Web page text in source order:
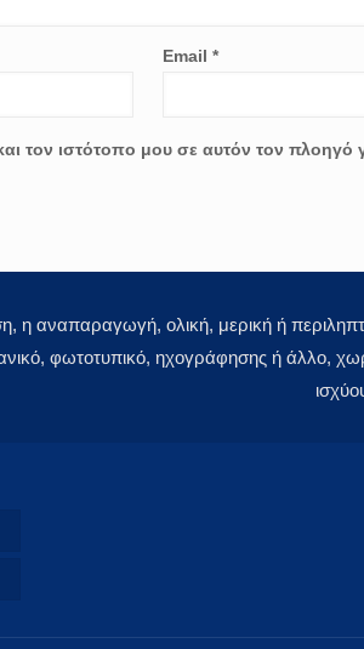
Email*
τον ιστότοπο μου σε αυτόν τον
αναπαραγωγή, ολική, μερική ή
φωτοτυπικό, ηχογράφησης ή άλλο,